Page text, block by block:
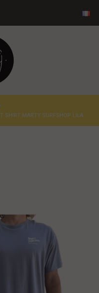
T SHIRT MARTY SURFSHOP LILA